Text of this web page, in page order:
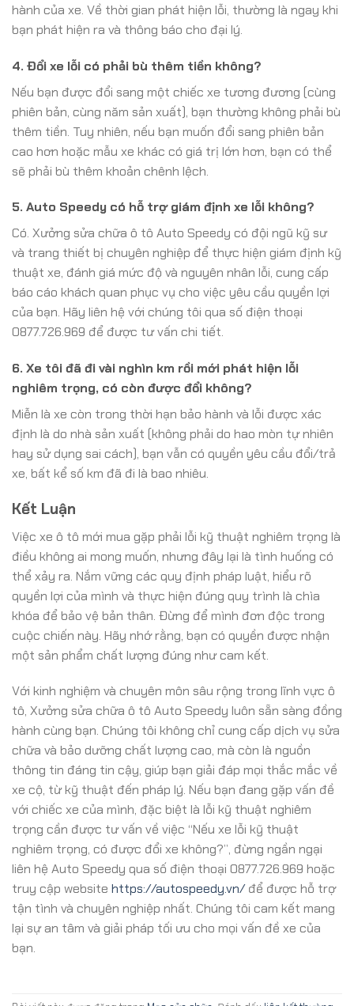
hành của xe. Về thời gian phát hiện lỗi, thường là ngay khi
bạn phát hiện ra và thông báo cho đại lý.
4. Đổi xe lỗi có phải bù thêm tiền không?
Nếu bạn được đổi sang một chiếc xe tương đương (cùng
phiên bản, cùng năm sản xuất), bạn thường không phải bù
thêm tiền. Tuy nhiên, nếu bạn muốn đổi sang phiên bản
cao hơn hoặc mẫu xe khác có giá trị lớn hơn, bạn có thể
sẽ phải bù thêm khoản chênh lệch.
5. Auto Speedy có hỗ trợ giám định xe lỗi không?
Có. Xưởng sửa chữa ô tô Auto Speedy có đội ngũ kỹ sư
và trang thiết bị chuyên nghiệp để thực hiện giám định kỹ
thuật xe, đánh giá mức độ và nguyên nhân lỗi, cung cấp
báo cáo khách quan phục vụ cho việc yêu cầu quyền lợi
của bạn. Hãy liên hệ với chúng tôi qua số điện thoại
0877.726.969 để được tư vấn chi tiết.
6. Xe tôi đã đi vài nghìn km rồi mới phát hiện lỗi
nghiêm trọng, có còn được đổi không?
Miễn là xe còn trong thời hạn bảo hành và lỗi được xác
định là do nhà sản xuất (không phải do hao mòn tự nhiên
hay sử dụng sai cách), bạn vẫn có quyền yêu cầu đổi/trả
xe, bất kể số km đã đi là bao nhiêu.
Kết Luận
Việc xe ô tô mới mua gặp phải lỗi kỹ thuật nghiêm trọng là
điều không ai mong muốn, nhưng đây lại là tình huống có
thể xảy ra. Nắm vững các quy định pháp luật, hiểu rõ
quyền lợi của mình và thực hiện đúng quy trình là chìa
khóa để bảo vệ bản thân. Đừng để mình đơn độc trong
cuộc chiến này. Hãy nhớ rằng, bạn có quyền được nhận
một sản phẩm chất lượng đúng như cam kết.
Với kinh nghiệm và chuyên môn sâu rộng trong lĩnh vực ô
tô, Xưởng sửa chữa ô tô Auto Speedy luôn sẵn sàng đồng
hành cùng bạn. Chúng tôi không chỉ cung cấp dịch vụ sửa
chữa và bảo dưỡng chất lượng cao, mà còn là nguồn
thông tin đáng tin cậy, giúp bạn giải đáp mọi thắc mắc về
xe cộ, từ kỹ thuật đến pháp lý. Nếu bạn đang gặp vấn đề
với chiếc xe của mình, đặc biệt là lỗi kỹ thuật nghiêm
trọng cần được tư vấn về việc “Nếu xe lỗi kỹ thuật
nghiêm trọng, có được đổi xe không?”, đừng ngần ngại
liên hệ Auto Speedy qua số điện thoại 0877.726.969 hoặc
truy cập website https://autospeedy.vn/để được hỗ trợ
tận tình và chuyên nghiệp nhất. Chúng tôi cam kết mang
lại sự an tâm và giải pháp tối ưu cho mọi vấn đề xe của
bạn.